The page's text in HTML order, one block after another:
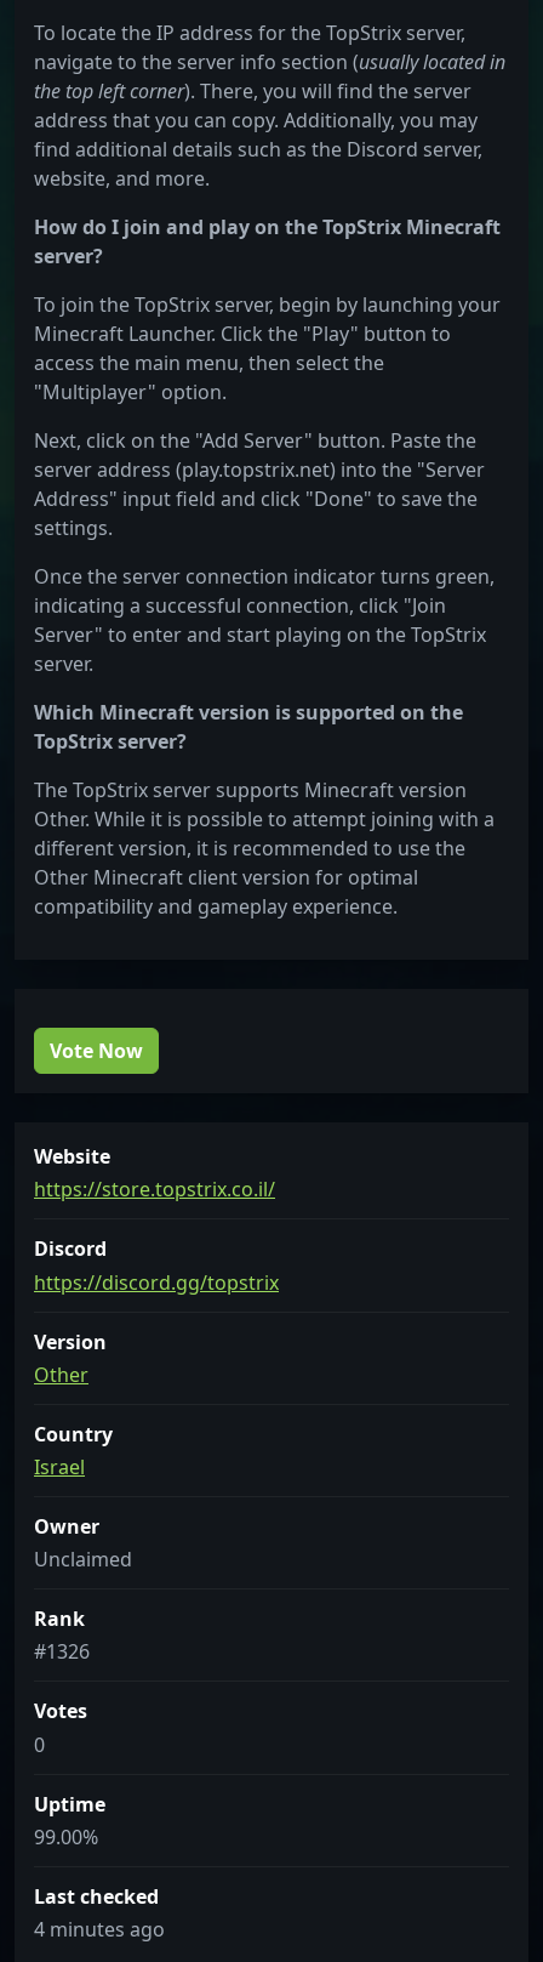
To locate the IP address for the TopStrix server,
navigate to the server info section (usually located in
the top left corner). There, you will find the server
address that you can copy. Additionally, you may
find additional details such as the Discord server,
website, and more.
How do I join and play on the TopStrix Minecraft
server?
To join the TopStrix server, begin by launching your
Minecraft Launcher. Click the "Play" button to
access the main menu, then select the
"Multiplayer" option.
Next, click on the "Add Server" button. Paste the
server address (play.topstrix.net) into the "Server
Address" input field and click "Done" to save the
settings.
Once the server connection indicator turns green,
indicating a successful connection, click "Join
Server" to enter and start playing on the TopStrix
server.
Which Minecraft version is supported on the
TopStrix server?
The TopStrix server supports Minecraft version
Other. While it is possible to attempt joining with a
different version, it is recommended to use the
Other Minecraft client version for optimal
compatibility and gameplay experience.
Vote Now
Website
https://store.topstrix.co.il/
Discord
https://discord.gg/topstrix
Version
Other
Country
Israel
Owner
Unclaimed
Rank
#1326
Votes
0
Uptime
99.00%
Last checked
4 minutes ago